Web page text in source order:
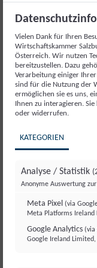
funktionieren.
zwischendurch
20. FEBRUAR 2022
Vielen Dank für Ihren
Wirtschaftskammer
Österreich. Wir nutzen
bereitzustellen. Dazu
Verarbeitung einiger
sind für die Nutzung der
ermöglichen sie es uns,
Ihnen zu interagieren.
oder widerrufen.
KATEGORIEN
Analyse / Statistik
Anonyme Auswertung
Meta Pixel (via
Meta Platforms Ireland
Google Analytics (via
Google Ireland Limited,